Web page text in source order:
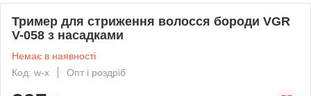
Тример для стриження волосся бороди VGR
V-058 з насадками
Немає в наявності
Код: w-x
Опт і роздріб